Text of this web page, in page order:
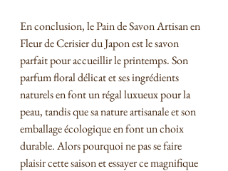
En conclusion, le Pain de Savon Artisan en
Fleur de Cerisier du Japon est le savon
parfait pour accueillir le printemps. Son
parfum floral délicat et ses ingrédients
naturels en font un régal luxueux pour la
peau, tandis que sa nature artisanale et son
emballage écologique en font un choix
durable. Alors pourquoi ne pas se faire
plaisir cette saison et essayer ce magnifique